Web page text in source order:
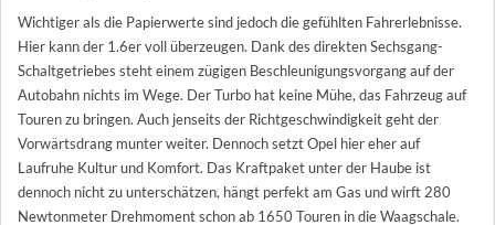
Wichtiger als die Papierwerte sind jedoch die gefühlten Fahrerlebnisse.
Hier kann der 1.6er voll überzeugen. Dank des direkten Sechsgang-
Schaltgetriebes steht einem zügigen Beschleunigungsvorgang auf der
Autobahn nichts im Wege. Der Turbo hat keine Mühe, das Fahrzeug auf
Touren zu bringen. Auch jenseits der Richtgeschwindigkeit geht der
Vorwärtsdrang munter weiter. Dennoch setzt Opel hier eher auf
Laufruhe Kultur und Komfort. Das Kraftpaket unter der Haube ist
dennoch nicht zu unterschätzen, hängt perfekt am Gas und wirft 280
Newtonmeter Drehmoment schon ab 1650 Touren in die Waagschale.